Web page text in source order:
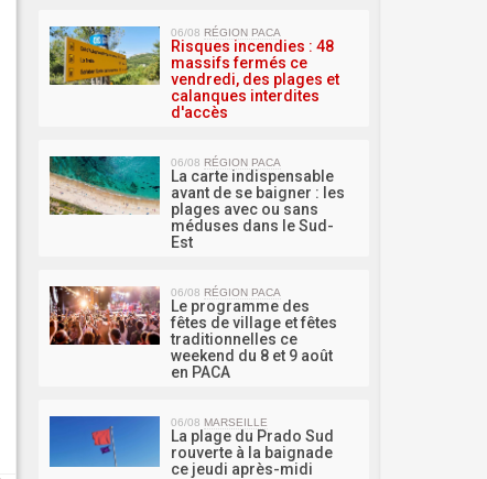
06/08 RÉGION PACA
Risques incendies : 48
massifs fermés ce
vendredi, des plages et
calanques interdites
d'accès
06/08 RÉGION PACA
La carte indispensable
avant de se baigner : les
plages avec ou sans
méduses dans le Sud-
Est
06/08 RÉGION PACA
Le programme des
fêtes de village et fêtes
traditionnelles ce
weekend du 8 et 9 août
en PACA
06/08 MARSEILLE
La plage du Prado Sud
rouverte à la baignade
ce jeudi après-midi